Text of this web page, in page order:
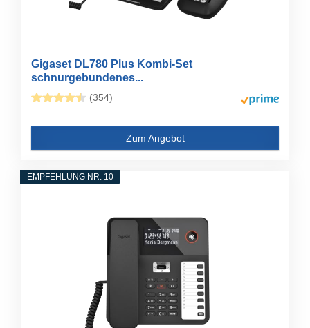
Gigaset DL780 Plus Kombi-Set
schnurgebundenes...
(354)
Zum Angebot
EMPFEHLUNG NR. 10